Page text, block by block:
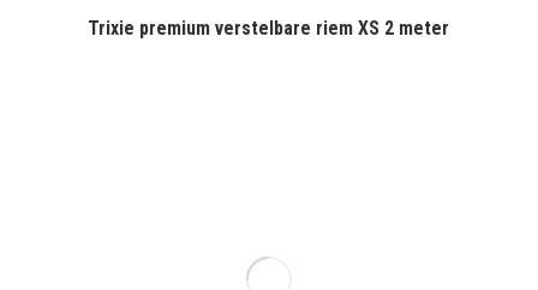
Trixie premium verstelbare riem XS 2 meter